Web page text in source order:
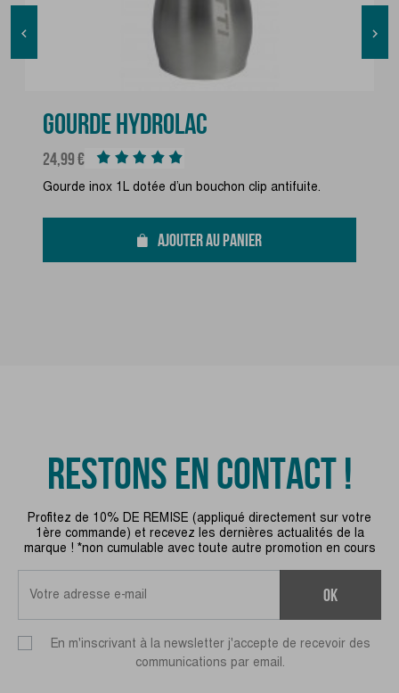

GOURDE HYDROLAC
Prix
24,99 €
Gourde inox 1L dotée d’un bouchon clip antifuite.
AJOUTER AU PANIER

RESTONS EN CONTACT !
Profitez de 10% DE REMISE (appliqué directement sur votre
1ère commande) et recevez les dernières actualités de la
marque ! *non cumulable avec toute autre promotion en cours
ok
En m'inscrivant à la newsletter j'accepte de recevoir des
communications par email.